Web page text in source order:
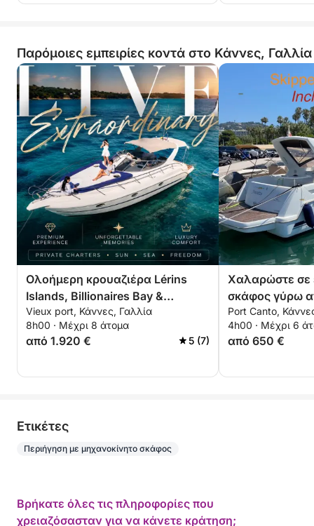
Παρόμοιες εμπειρίες κοντά στο Κάννες, Γαλλία
Ολοήμερη κρουαζιέρα Lérins
Islands, Billionaires Bay &
Théoule-sur-Mer
Vieux port, Κάννες, Γαλλία
8h00 · Μέχρι 8 άτομα
από 1.920 € 5 (7)
Χαλαρώστε σε
σκάφος γύρω
Lérins για 4
έκπτωση για
Port Canto,
4h00 · Μέχρι 6
από 650 €
Eτικέτες
Περιήγηση με μηχανοκίνητο σκάφος
Βρήκατε όλες τις πληροφορίες που
χρειαζόσασταν για να κάνετε κράτηση;